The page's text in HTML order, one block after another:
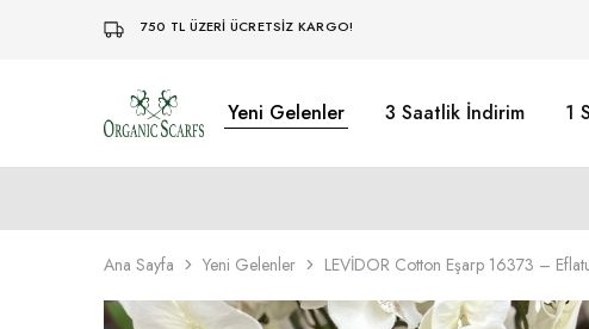
750 TL ÜZERİ ÜCRETSİZ KARGO!
Organikscarf Yeni Gelenler 3 Saatlik İndirim 1
Ana Sayfa Yeni Gelenler LEVİDOR Cotton Eşarp 16373 –